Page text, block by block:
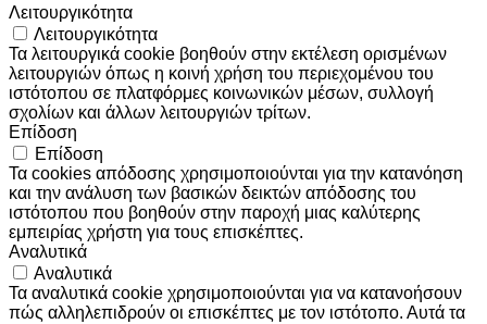
Λειτουργικότητα
Λειτουργικότητα
Τα λειτουργικά cookie βοηθούν στην εκτέλεση ορισμένων
λειτουργιών όπως η κοινή χρήση του περιεχομένου του
ιστότοπου σε πλατφόρμες κοινωνικών μέσων, συλλογή
σχολίων και άλλων λειτουργιών τρίτων.
Επίδοση
Επίδοση
Τα cookies απόδοσης χρησιμοποιούνται για την κατανόηση
και την ανάλυση των βασικών δεικτών απόδοσης του
ιστότοπου που βοηθούν στην παροχή μιας καλύτερης
εμπειρίας χρήστη για τους επισκέπτες.
Αναλυτικά
Αναλυτικά
Τα αναλυτικά cookie χρησιμοποιούνται για να κατανοήσουν
πώς αλληλεπιδρούν οι επισκέπτες με τον ιστότοπο. Αυτά τα